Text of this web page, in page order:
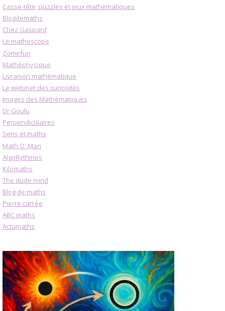
Casse-tête, puzzles et jeux mathématiques
Blogdemaths
Chez Gaspard
Le mathoscope
Zomefun
Mathéphysique
Livraison mathématique
Le webinet des curiosités
Images des Mathématiques
Dr Goulu
Perpendiculaires
Sens et maths
Math O' Man
AlgoRythmes
Kilomaths
The dude mind
Blog de maths
Pierre carrée
ABC maths
Actumaths